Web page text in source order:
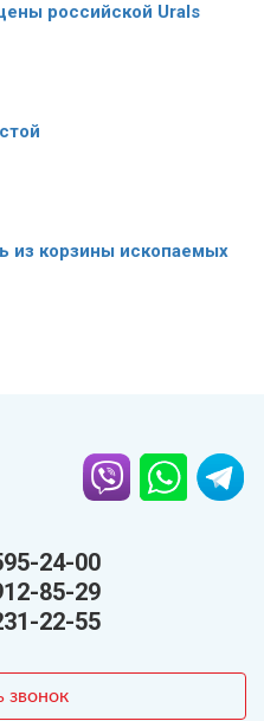
российской Urals
из корзины ископаемых
24-00
85-29
22-55
звонок